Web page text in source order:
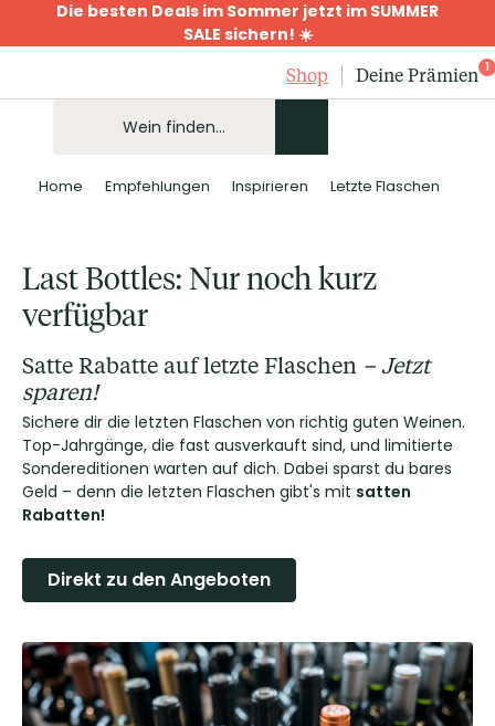
Die besten Deals im Sommer jetzt im SUMMER
SALE sichern! ☀️
Shop
Deine Prämien 1
Home Empfehlungen Inspirieren Letzte Flaschen
Last Bottles: Nur noch kurz
verfügbar
Satte Rabatte auf letzte Flaschen – Jetzt
sparen!
Sichere dir die letzten Flaschen von richtig guten Weinen.
Top-Jahrgänge, die fast ausverkauft sind, und limitierte
Sondereditionen warten auf dich. Dabei sparst du bares
Geld – denn die letzten Flaschen gibt's mit satten
Rabatten!
Direkt zu den Angeboten